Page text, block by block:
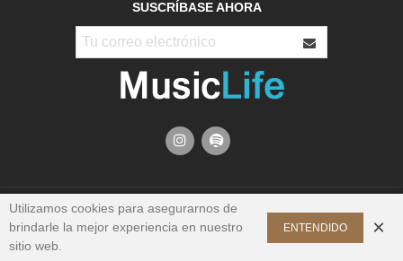
SUSCRÍBASE AHORA
© 2024 MusicLife. Todos los Derechos Reservados
Utilizamos cookies para asegurarnos de
brindarle la mejor experiencia en nuestro
sitio web.
ENTENDIDO ×